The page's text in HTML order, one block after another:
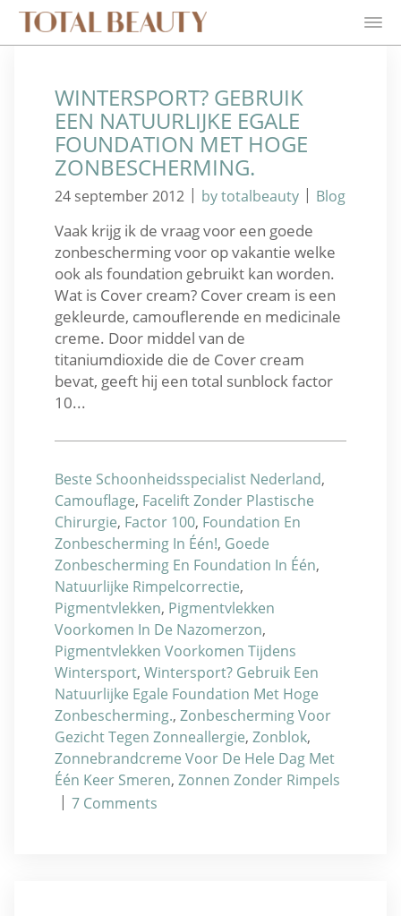
WINTERSPORT? GEBRUIK
EEN NATUURLIJKE EGALE
FOUNDATION MET HOGE
ZONBESCHERMING.
24 september 2012 | by totalbeauty | Blog
Vaak krijg ik de vraag voor een goede
zonbescherming voor op vakantie welke
ook als foundation gebruikt kan worden.
Wat is Cover cream? Cover cream is een
gekleurde, camouflerende en medicinale
creme. Door middel van de
titaniumdioxide die de Cover cream
bevat, geeft hij een total sunblock factor
10...
Beste Schoonheidsspecialist Nederland,
Camouflage, Facelift Zonder Plastische
Chirurgie, Factor 100, Foundation En
Zonbescherming In Één!, Goede
Zonbescherming En Foundation In Één,
Natuurlijke Rimpelcorrectie,
Pigmentvlekken, Pigmentvlekken
Voorkomen In De Nazomerzon,
Pigmentvlekken Voorkomen Tijdens
Wintersport, Wintersport? Gebruik Een
Natuurlijke Egale Foundation Met Hoge
Zonbescherming., Zonbescherming Voor
Gezicht Tegen Zonneallergie, Zonblok,
Zonnebrandcreme Voor De Hele Dag Met
Één Keer Smeren, Zonnen Zonder Rimpels
| 7 Comments